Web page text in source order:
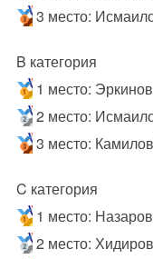
3 место:
B категория
1 место:
2 место:
3 место:
C категория
1 место:
2 место: